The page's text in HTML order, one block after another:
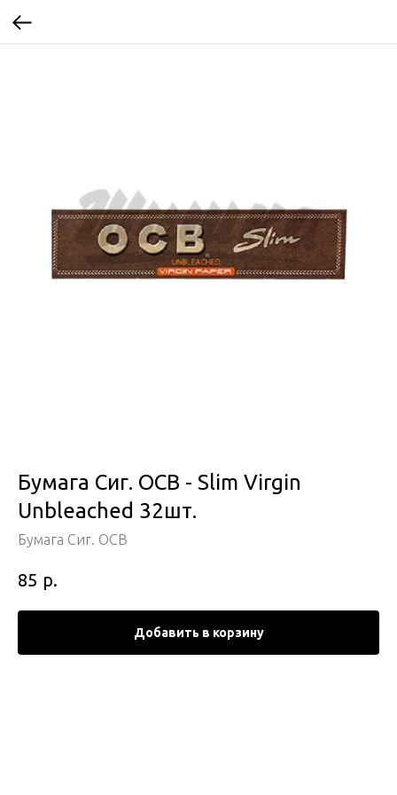
Бумага Сиг. OCB - Slim Virgin
Unbleached 32шт.
Бумага Сиг. OCB
85 р.
Добавить в корзину